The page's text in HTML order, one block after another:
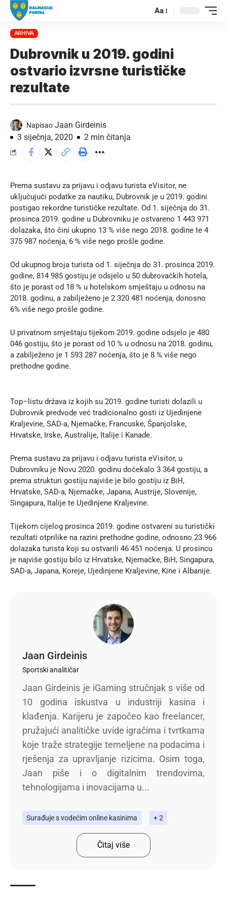
Aa
ARHIVA
Dubrovnik u 2019. godini
ostvario izvrsne turističke
rezultate
Napisao Jaan Girdeinis
3 siječnja, 2020
2 min čitanja
Prema sustavu za prijavu i odjavu turista eVisitor, ne
uključujući podatke za nautiku, Dubrovnik je u 2019. godini
postigao rekordne turističke rezultate. Od 1. siječnja do 31.
prosinca 2019. godine u Dubrovniku je ostvareno 1 443 971
dolazaka, što čini ukupno 13 % više nego 2018. godine te 4
375 987 noćenja, 6 % više nego prošle godine.
Od ukupnog broja turista od 1. siječnja do 31. prosinca 2019.
godine, 814 985 gostiju je odsjelo u 50 dubrovačkih hotela,
što je porast od 18 % u hotelskom smještaju u odnosu na
2018. godinu, a zabilježeno je 2 320 481 noćenja, donosno
6% više nego prošle godine.
U privatnom smještaju tijekom 2019. godine odsjelo je 480
046 gostiju, što je porast od 10 % u odnosu na 2018. godinu,
a zabilježeno je 1 593 287 noćenja, što je 8 % više nego
prethodne godine.
Top–listu država iz kojih su 2019. godine turisti dolazili u
Dubrovnik predvode već tradicionalno gosti iz Ujedinjene
Kraljevine, SAD-a, Njemačke, Francuske, Španjolske,
Hrvatske, Irske, Australije, Italije i Kanade.
Prema sustavu za prijavu i odjavu turista eVisitor, u
Dubrovniku je Novu 2020. godinu dočekalo 3 364 gostiju, a
prema strukturi gostiju najviše je bilo gostiju iz BiH,
Hrvatske, SAD-a, Njemačke, Japana, Austrije, Slovenije,
Singapura, Italije te Ujedinjene Kraljevine.
Tijekom cijelog prosinca 2019. godine ostvareni su turistički
rezultati otprilike na razini prethodne godine, odnosno 23 966
dolazaka turista koji su ostvarili 46 451 noćenja. U prosincu
je najviše gostiju bilo iz Hrvatske, Njemačke, BiH, Singapura,
SAD-a, Japana, Koreje, Ujedinjene Kraljevine, Kine i Albanije.
Jaan Girdeinis
Sportski analitičar
Jaan Girdeinis je iGaming stručnjak s više od
10 godina iskustva u industriji kasina i
klađenja. Karijeru je započeo kao freelancer,
pružajući analitičke uvide igračima i tvrtkama
koje traže strategije temeljene na podacima i
rješenja za upravljanje rizicima. Osim toga,
Jaan piše i o digitalnim trendovima,
tehnologijama i inovacijama u...
Surađuje s vodećim online kasinima + 2
Čitaj više